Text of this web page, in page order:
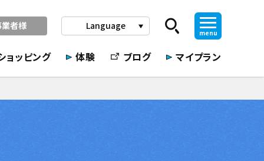
者様 Language play_arrow
menu
ョッピング 体験 ブログ マイプラン